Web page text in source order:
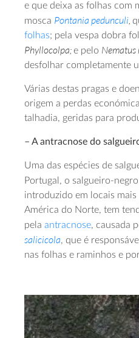
e que deixa as folhas com
mosca Pontania pedunculi,
folhas; pela vespa dobra
Phyllocolpa;e pelo Nematus
desfolhar completamente
Várias destas pragas e
origem a perdas
talhadia, geridas para
– A antracnose do
Uma das espécies de
Portugal, o salgueiro-negro
introduzido em locais
América do Norte, tem
pela antracnose, causada
salicicola, que é
nas folhas e raminhos e